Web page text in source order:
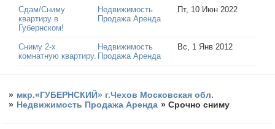
Сдам/Сниму
квартиру в
Губернском!
Недвижимость
Продажа Аренда
Пт, 10 Июн 2022
Сниму 2-х
комнатную квартиру.
Недвижимость
Продажа Аренда
Вс, 1 Янв 2012
» мкр.«ГУБЕРНСКИЙ» г.Чехов Московская обл.
» Недвижимость Продажа Аренда »Срочно сниму